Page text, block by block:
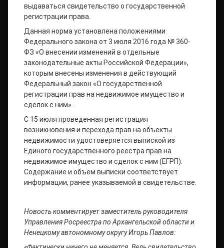
выдаваться свидетельство о государственной
регистрации права.
Данная норма установлена положениями
Федерального закона от 3 июля 2016 года № 360-
ФЗ «О внесении изменений в отдельные
законодательные акты Российской Федерации»,
которым внесены изменения в действующий
Федеральный закон «О государственной
регистрации прав на недвижимое имущество и
сделок с ним».
С 15 июля проведенная регистрация
возникновения и перехода прав на объекты
недвижимости удостоверяется выпиской из
Единого государственного реестра прав на
недвижимое имущество и сделок с ним (ЕГРП).
Содержание и объем выписки соответствует
информации, ранее указываемой в свидетельстве.
Новость комментирует заместитель руководителя
Управления Росреестра по Архангельской области и
Ненецкому автономному округуИгорь Павлов: